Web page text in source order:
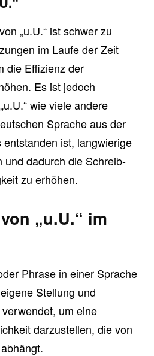
„u.U.“ ist schwer zu
im Laufe der Zeit
die Effizienz der
Es ist jedoch
wie viele andere
Sprache aus der
ist, langwierige
und dadurch die Schreib-
zu erhöhen.
„u.U.“ im
Phrase in einer Sprache
Stellung und
um eine
darzustellen, die von